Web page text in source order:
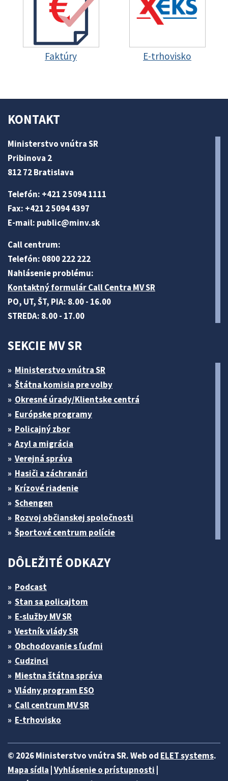
Faktúry E-trhovisko
KONTAKT
Ministerstvo vnútra SR
Pribinova 2
812 72 Bratislava
Telefón: +421 2 5094 1111
Fax: +421 2 5094 4397
E-mail: public@minv.sk
Call centrum:
Telefón: 0800 222 222
Nahlásenie problému:
Kontaktný formulár Call Centra MV SR
PO, UT, ŠT, PIA: 8.00 - 16.00
STREDA: 8.00 - 17.00
SEKCIE MV SR
Ministerstvo vnútra SR
Štátna komisia pre volby
Okresné úrady/Klientske centrá
Európske programy
Policajný zbor
Azyl a migrácia
Verejná správa
Hasiči a záchranári
Krízové riadenie
Schengen
Rozvoj občianskej spoločnosti
Športové centrum polície
DÔLEŽITÉ ODKAZY
Podcast
Stan sa policajtom
E-služby MV SR
Vestník vlády SR
Obchodovanie s ľuďmi
Cudzinci
Miestna štátna správa
Vládny program ESO
Call centrum MV SR
E-trhovisko
© 2026 Ministerstvo vnútra SR. Web od ELET systems.
Mapa sídla Vyhlásenie o prístupnosti